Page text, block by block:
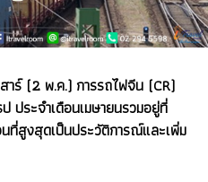
ร์ (2 พ.ค.) การรถไฟจีน (CR)
ประจำเดือนเมษายนรวมอยู่ที่
ที่สูงสุดเป็นประวัติการณ์และเพิ่ม